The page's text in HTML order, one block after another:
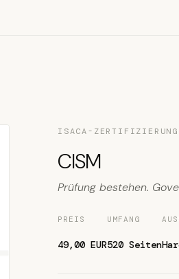
ISACA-
CISM
Prüfung bestehen.
PREIS
49,00 EUR
UMFANG
520 Seiten